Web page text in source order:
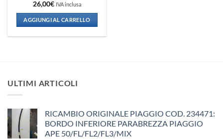
26,00€ IVA inclusa
AGGIUNGI AL CARRELLO
ULTIMI ARTICOLI
RICAMBIO ORIGINALE PIAGGIO COD. 234471:
BORDO INFERIORE PARABREZZA PIAGGIO
APE 50/FL/FL2/FL3/MIX